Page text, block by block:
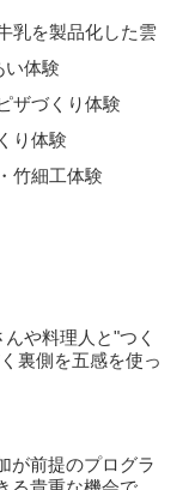
乳を製品化した雲
い体験
ザづくり体験
り体験
竹細工体験
や料理人と"つく
裏側を五感を使っ
が前提のプログラ